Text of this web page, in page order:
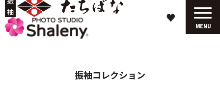
♥
MENU
振袖コレクション